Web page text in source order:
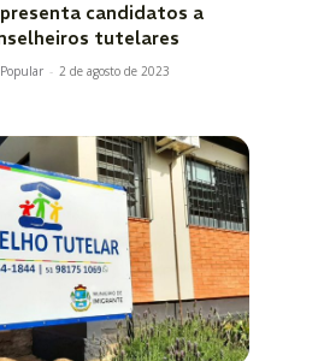
candidatos a
tutelares
- 2 de agosto de 2023